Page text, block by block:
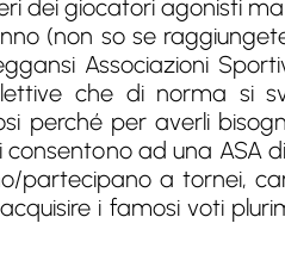
dei giocatori agonisti
(non so se
Associazioni
che di norma si
perché per averli
ad una ASA
partecipano a tornei,
i famosi voti